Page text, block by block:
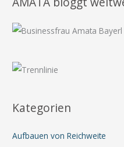
Kategorien
Aufbauen von Reichweite